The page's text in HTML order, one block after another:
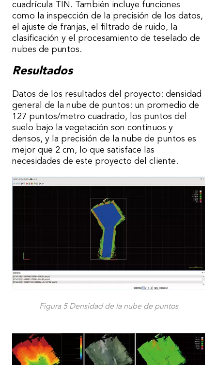
cuadrícula TIN. También incluye funciones
como la inspección de la precisión de los datos,
el ajuste de franjas, el filtrado de ruido, la
clasificación y el procesamiento de teselado de
nubes de puntos.
Resultados
Datos de los resultados del proyecto: densidad
general de la nube de puntos: un promedio de
127 puntos/metro cuadrado, los puntos del
suelo bajo la vegetación son continuos y
densos, y la precisión de la nube de puntos es
mejor que 2 cm, lo que satisface las
necesidades de este proyecto del cliente.
Figura 5 Densidad de la nube de puntos